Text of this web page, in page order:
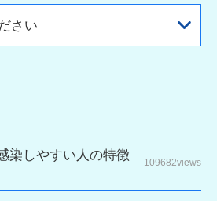
さい
染しやすい人の特徴
109682views